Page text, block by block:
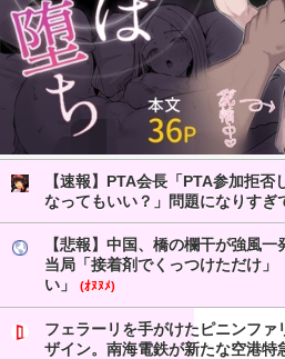
【速報】PTA会長「PTA参加拒否
なってもいい？」問題になりすぎ
【悲報】中国、橋の欄干が強風
当局「接着剤でくっつけただけ」
い」
(ｵﾇﾇﾒ)
フェラーリを手がけたピニンファ
ザイン。南海電鉄が新たな空港特